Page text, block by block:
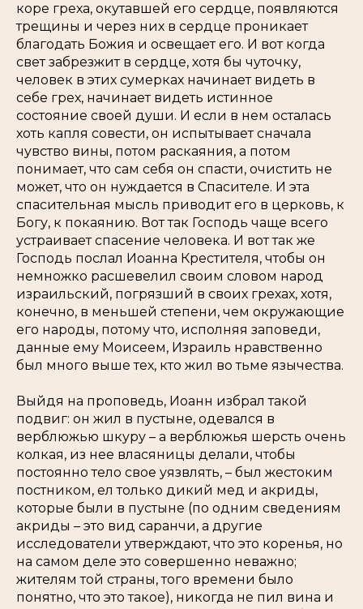
коре греха, окутавшей его сердце, появляются
трещины и через них в сердце проникает
благодать Божия и освещает его. И вот когда
свет забрезжит в сердце, хотя бы чуточку,
человек в этих сумерках начинает видеть в
себе грех, начинает видеть истинное
состояние своей души. И если в нем осталась
хоть капля совести, он испытывает сначала
чувство вины, потом раскаяния, а потом
понимает, что сам себя он спасти, очистить не
может, что он нуждается в Спасителе. И эта
спасительная мысль приводит его в церковь, к
Богу, к покаянию. Вот так Господь чаще всего
устраивает спасение человека. И вот так же
Господь послал Иоанна Крестителя, чтобы он
немножко расшевелил своим словом народ
израильский, погрязший в своих грехах, хотя,
конечно, в меньшей степени, чем окружающие
его народы, потому что, исполняя заповеди,
данные ему Моисеем, Израиль нравственно
был много выше тех, кто жил во тьме язычества.
Выйдя на проповедь, Иоанн избрал такой
подвиг: он жил в пустыне, одевался в
верблюжью шкуру – а верблюжья шерсть очень
колкая, из нее власяницы делали, чтобы
постоянно тело свое уязвлять, – был жестоким
постником, ел только дикий мед и акриды,
которые были в пустыне (по одним сведениям
акриды – это вид саранчи, а другие
исследователи утверждают, что это коренья, но
на самом деле это совершенно неважно;
жителям той страны, того времени было
понятно, что это такое), никогда не пил вина и